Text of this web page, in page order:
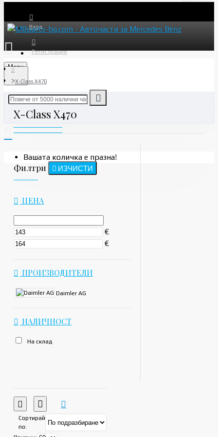
Вход
Регистрация
Menu
Вашата количка е празна!
X-Class X470
X-Class X470
Филтри ИЗЧИСТИ
ЦЕНА
€
€
ПРОИЗВОДИТЕЛИ
Daimler AG
НАЛИЧНОСТ
На склад
Сортирай
по: